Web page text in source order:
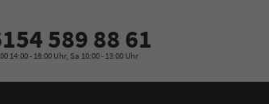
589 88 61
14:00 - 18:00 Uhr, Sa 10:00 - 13:00 Uhr